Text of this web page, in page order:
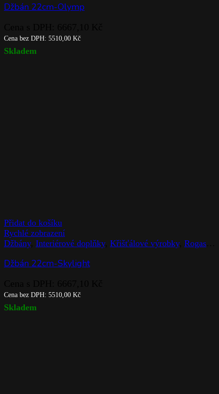
Džbán 22cm-Olymp
Cena bez DPH: 5510,00 Kč
Skladem
Přidat do košíku
Rychlé zobrazení
Džbány, Interiérové doplňky, Křišťálové výrobky, Rogaska
Džbán 22cm-Skylight
Cena bez DPH: 5510,00 Kč
Skladem